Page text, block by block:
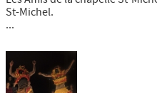
St-Michel.
...